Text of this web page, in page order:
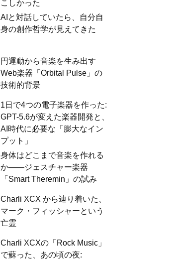
こしかった
AIと対話していたら、自分自
身の創作哲学が見えてきた
円運動から音楽を生み出す
Web楽器「Orbital Pulse」の
技術的背景
1日で4つの電子楽器を作った:
GPT-5.6が変えた楽器開発と、
AI時代に必要な「膨大なイン
プット」
身体はどこまで音楽を作れる
か——ジェスチャー楽器
「Smart Theremin」の試み
Charli XCX から辿り着いた、
マーク・フィッシャーという
亡霊
Charli XCXの「Rock Music」
で蘇った、あの頃の夜: